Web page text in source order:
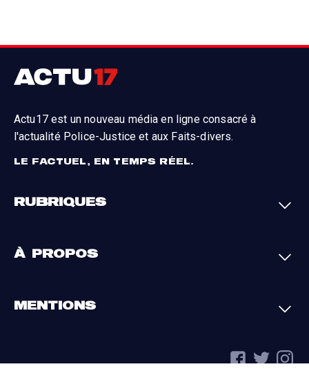
Actu17 est un nouveau média en ligne consacré à
l'actualité Police-Justice et aux Faits-divers.
LE FACTUEL, EN TEMPS RÉEL.
RUBRIQUES
Justice
Par région
À PROPOS
L'appli Actu17
MENTIONS
Gestion des cookies
Conditions générales